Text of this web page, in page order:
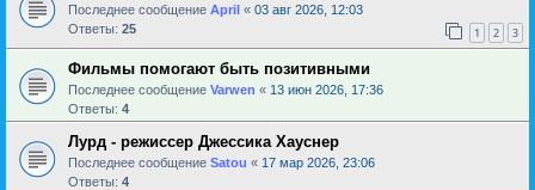
Последнее сообщение April « 03 авг 2026, 12:03
Ответы: 25 1 2 3
Фильмы помогают быть позитивными
Последнее сообщение Varwen « 13 июн 2026, 17:36
Ответы: 4
Лурд - режиссер Джессика Хауснер
Последнее сообщение Satou « 17 мар 2026, 23:06
Ответы: 4